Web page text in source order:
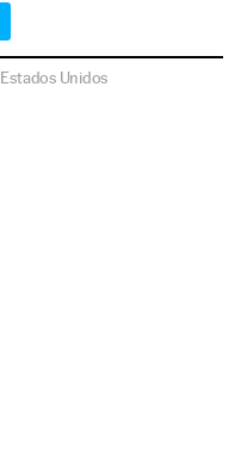
Estados Unidos